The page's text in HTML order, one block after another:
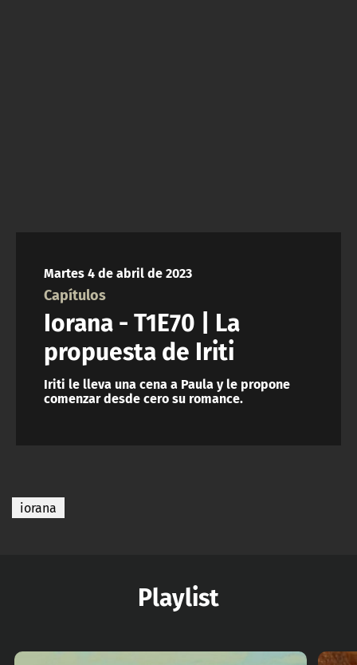
Martes 4 de abril de 2023
Capítulos
Iorana - T1E70 | La
propuesta de Iriti
Iriti le lleva una cena a Paula y le propone
comenzar desde cero su romance.
iorana
Playlist